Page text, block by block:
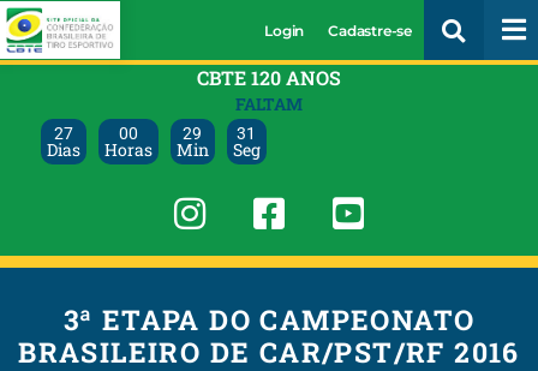
Login Cadastre-se
CBTE 120 ANOS
FALTAM
27
Dias
00
Horas
29
Min
31
Seg
3ª ETAPA DO CAMPEONATO
BRASILEIRO DE CAR/PST/RF 2016